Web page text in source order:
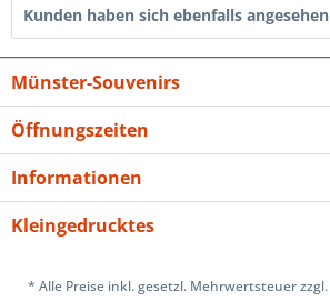
Kunden haben sich ebenfalls angesehen
Münster-Souvenirs
Öffnungszeiten
Informationen
Kleingedrucktes
* Alle Preise inkl. gesetzl. Mehrwertsteuer zzgl.